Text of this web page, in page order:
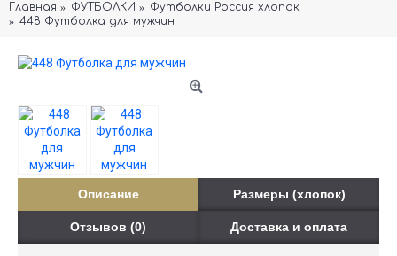
Главная ФУТБОЛКИ
Футболки Россия хлопок
448 Футболка для мужчин
Описание Размеры (хлопок)
Отзывов (0) Доставка и оплата